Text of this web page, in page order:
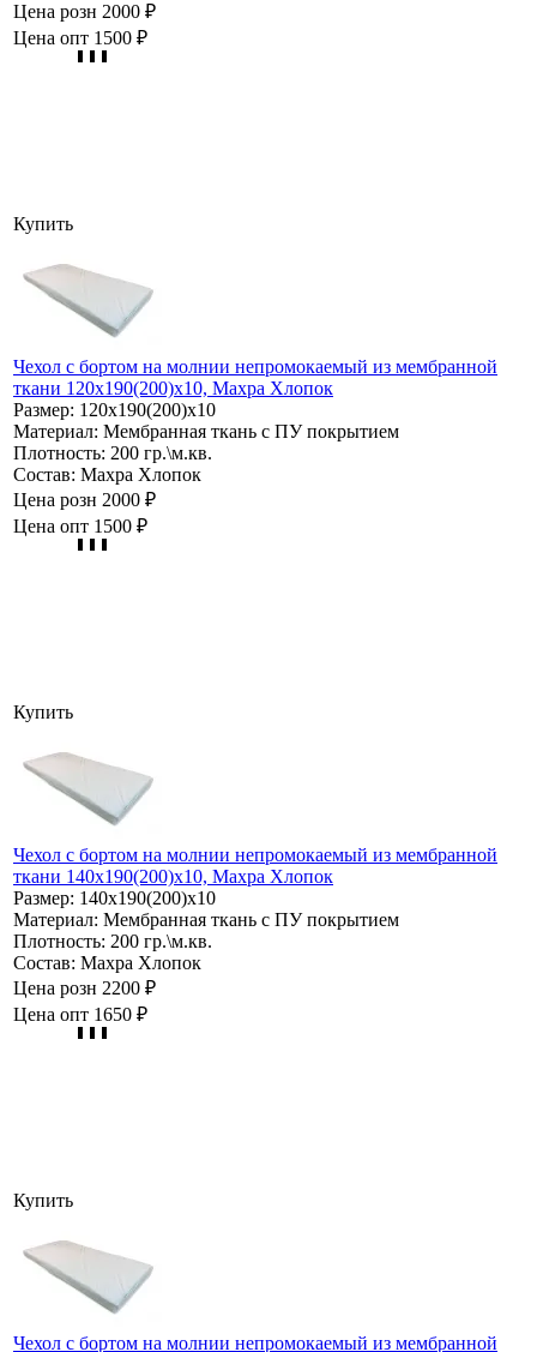
Цена розн 2000 ₽
Цена опт 1500 ₽
Купить
Чехол с бортом на молнии непромокаемый из мембранной
ткани 120х190(200)х10, Махра Хлопок
Размер: 120х190(200)х10
Материал: Мембранная ткань с ПУ покрытием
Плотность: 200 гр.\м.кв.
Состав: Махра Хлопок
Цена розн 2000 ₽
Цена опт 1500 ₽
Купить
Чехол с бортом на молнии непромокаемый из мембранной
ткани 140х190(200)х10, Махра Хлопок
Размер: 140х190(200)х10
Материал: Мембранная ткань с ПУ покрытием
Плотность: 200 гр.\м.кв.
Состав: Махра Хлопок
Цена розн 2200 ₽
Цена опт 1650 ₽
Купить
Чехол с бортом на молнии непромокаемый из мембранной